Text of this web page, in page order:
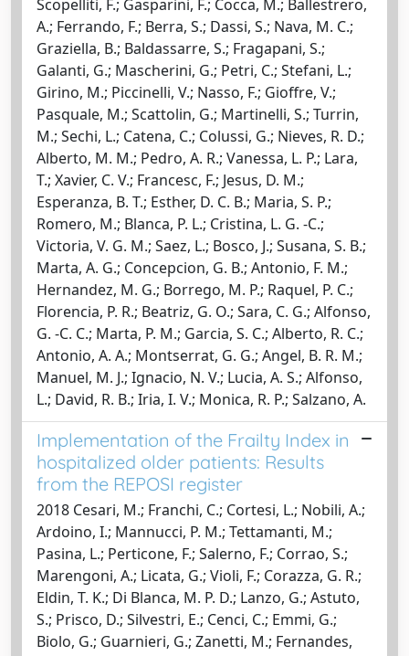
Scopelliti, F.; Gasparini, F.; Cocca, M.; Ballestrero,
A.; Ferrando, F.; Berra, S.; Dassi, S.; Nava, M. C.;
Graziella, B.; Baldassarre, S.; Fragapani, S.;
Galanti, G.; Mascherini, G.; Petri, C.; Stefani, L.;
Girino, M.; Piccinelli, V.; Nasso, F.; Gioffre, V.;
Pasquale, M.; Scattolin, G.; Martinelli, S.; Turrin,
M.; Sechi, L.; Catena, C.; Colussi, G.; Nieves, R. D.;
Alberto, M. M.; Pedro, A. R.; Vanessa, L. P.; Lara,
T.; Xavier, C. V.; Francesc, F.; Jesus, D. M.;
Esperanza, B. T.; Esther, D. C. B.; Maria, S. P.;
Romero, M.; Blanca, P. L.; Cristina, L. G. -C.;
Victoria, V. G. M.; Saez, L.; Bosco, J.; Susana, S. B.;
Marta, A. G.; Concepcion, G. B.; Antonio, F. M.;
Hernandez, M. G.; Borrego, M. P.; Raquel, P. C.;
Florencia, P. R.; Beatriz, G. O.; Sara, C. G.; Alfonso,
G. -C. C.; Marta, P. M.; Garcia, S. C.; Alberto, R. C.;
Antonio, A. A.; Montserrat, G. G.; Angel, B. R. M.;
Manuel, M. J.; Ignacio, N. V.; Lucia, A. S.; Alfonso,
L.; David, R. B.; Iria, I. V.; Monica, R. P.; Salzano, A.
Implementation of the Frailty Index in
hospitalized older patients: Results
from the REPOSI register
2018 Cesari, M.; Franchi, C.; Cortesi, L.; Nobili, A.;
Ardoino, I.; Mannucci, P. M.; Tettamanti, M.;
Pasina, L.; Perticone, F.; Salerno, F.; Corrao, S.;
Marengoni, A.; Licata, G.; Violi, F.; Corazza, G. R.;
Eldin, T. K.; Di Blanca, M. P. D.; Lanzo, G.; Astuto,
S.; Prisco, D.; Silvestri, E.; Cenci, C.; Emmi, G.;
Biolo, G.; Guarnieri, G.; Zanetti, M.; Fernandes,